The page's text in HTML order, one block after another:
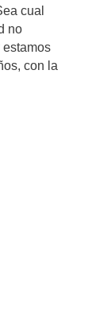
cual
no
estamos
con la